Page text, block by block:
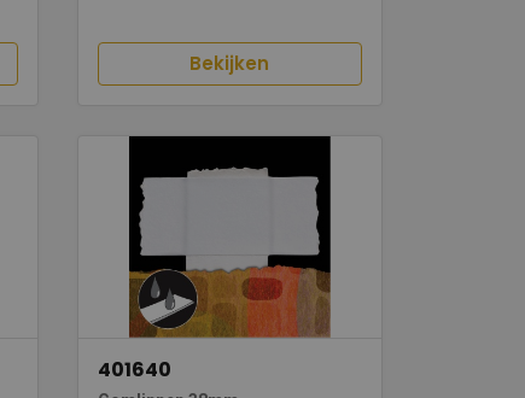
Bekijken
401640